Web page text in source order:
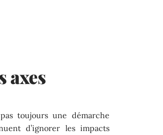
axes
toujours une démarche
d’ignorer les impacts